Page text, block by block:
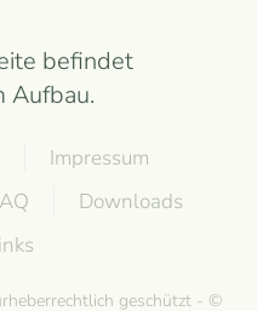
befindet
Aufbau.
Impressum
Downloads
geschützt - ©